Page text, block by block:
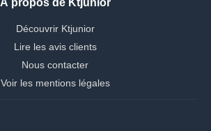
À propos de Ktjunior
Découvrir Ktjunior
Lire les avis clients
Nous contacter
Voir les mentions légales